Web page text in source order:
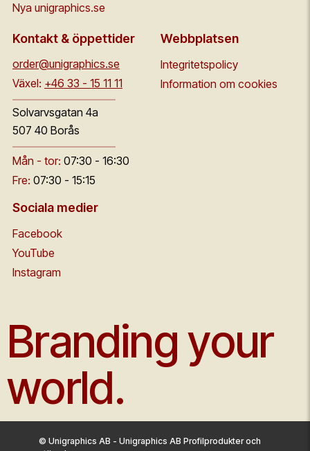
Nya unigraphics.se
Kontakt & öppettider
order@unigraphics.se
Växel: +46 33 - 15 11 11
Solvarvsgatan 4a
507 40 Borås
Mån - tor: 07:30 - 16:30
Fre: 07:30 - 15:15
Webbplatsen
Integritetspolicy
Information om cookies
Sociala medier
Facebook
YouTube
Instagram
Branding your
world.
© Unigraphics AB - Unigraphics AB Profilprodukter och